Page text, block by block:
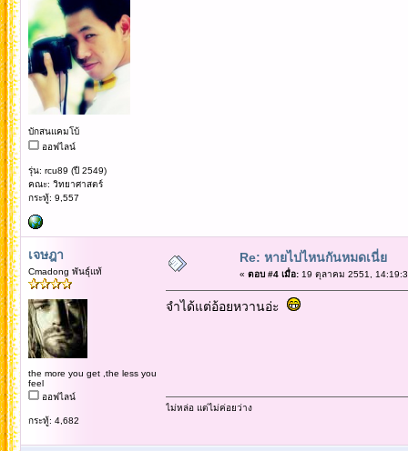
บักสนแคมโบ้
ออฟไลน์
รุ่น: rcu89 (ปี 2549)
คณะ: วิทยาศาสตร์
กระทู้: 9,557
เจษฎา
Cmadong พันธุ์แท้
the more you get ,the less you
feel
ออฟไลน์
กระทู้: 4,682
Re: หายไปไหนกันหมดเนี่ย
« ตอบ #4 เมื่อ:19 ตุลาคม 2551,
จำได้แต่อ้อยหวานอ่ะ
ไม่หล่อ แต่ไม่ค่อยว่าง